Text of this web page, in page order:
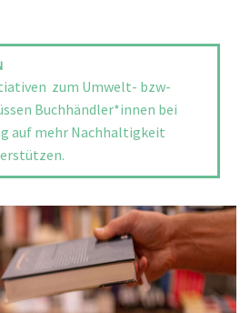
zum Umwelt- bzw-
Buchhändler*innen bei
auf mehr Nachhaltigkeit